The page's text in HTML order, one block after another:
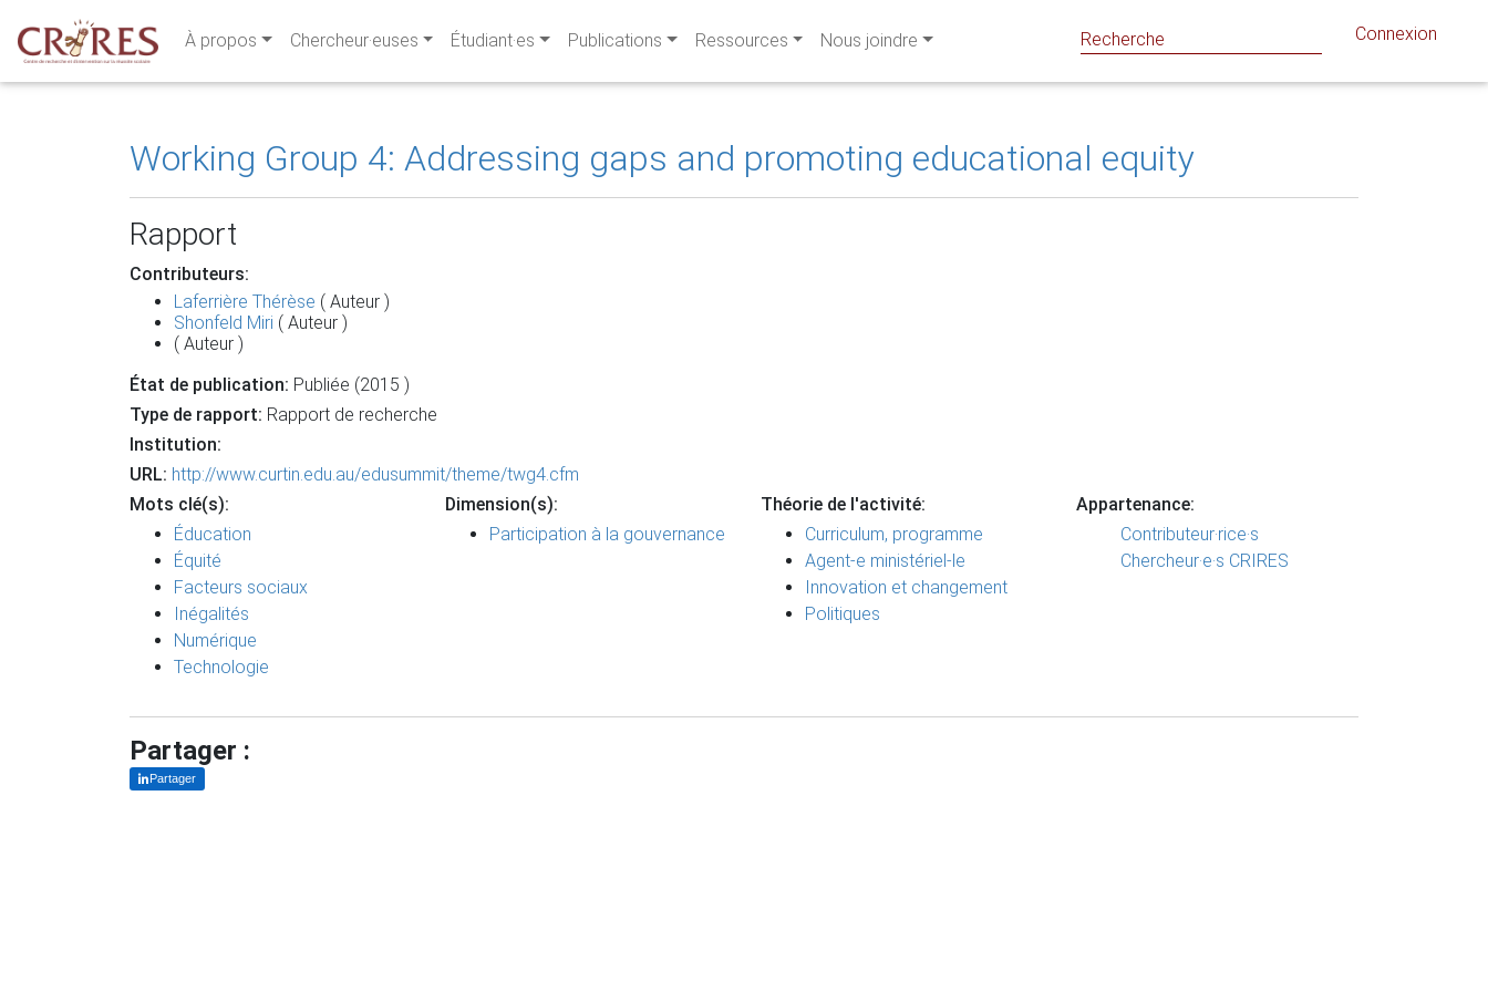
À propos Chercheur·euses Étudiant·es Publications Ressources Nous joindre Connexion
Working Group 4: Addressing gaps and promoting educational equity
Rapport
Contributeurs:
Laferrière Thérèse ( Auteur )
Shonfeld Miri ( Auteur )
( Auteur )
État de publication: Publiée (2015 )
Type de rapport: Rapport de recherche
Institution:
URL: http://www.curtin.edu.au/edusummit/theme/twg4.cfm
Mots clé(s):
Éducation
Équité
Facteurs sociaux
Inégalités
Numérique
Technologie
Dimension(s):
Participation à la gouvernance
Théorie de l'activité:
Curriculum, programme
Agent-e ministériel-le
Innovation et changement
Politiques
Appartenance:
Contributeur·rice·s
Chercheur·e·s CRIRES
Partager :
Partager